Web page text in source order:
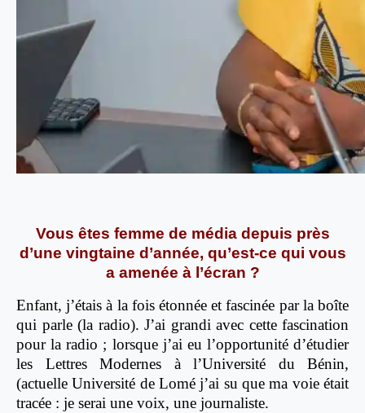
Vous êtes femme de média depuis près
d’une vingtaine d’année, qu’est-ce qui vous
a amenée à l’écran ?
Enfant, j’étais à la fois étonnée et fascinée par la boîte
qui parle (la radio). J’ai grandi avec cette fascination
pour la radio ; lorsque j’ai eu l’opportunité d’étudier
les Lettres Modernes à l’Université du Bénin,
(actuelle Université de Lomé j’ai su que ma voie était
tracée : je serai une voix, une journaliste.